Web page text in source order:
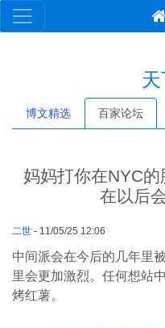
博文精选 百家论坛
妈妈打你在NYC
在以后
二世 - 11/05/25 12:06
中间派会在今后的几年里
里会更加激烈。任何想站
烤红薯。